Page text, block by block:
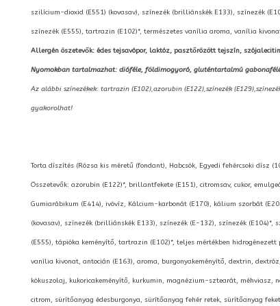
szilícium-dioxid (E551) (kovasav), színezék (brilliánskék E133), színezék
színezék (E555), tartrazin (E102)*, természetes vanília aroma, vanília
Allergén öszetevők: édes tejsavópor, laktóz, pasztőrözött tejszín,
Nyomokban tartalmazhat: dióféle, földimogyoró, gluténtartalmú
Az alábbi színezékek: tartrazin (E102),azorubin (E122),színezék
gyakorolhat!
Torta díszítés (Rózsa kis méretű (fondant), Habcsók, Egyedi fehércsoki dísz
Összetevők: azorubin (E122)*, brillantfekete (E151), citromsav, cukor,
Gumiarábikum (E414), ivóvíz, Kálcium-karbonát (E170), kálium szorbát
(kovasav), színezék (brilliánskék E133), színezék (E-132), színezék (E104)*,
(E555), tápióka keményítő, tartrazin (E102)*, teljes mértékben
vanília kivonat, antocián (E163), aroma, burgonyakeményítő, dextrin,
kókuszolaj, kukoricakeményítő, kurkumin, magnézium-sztearát,
citrom, sürítőanyag édesburgonya, sürítőanyag fehér retek, sürítőanyag